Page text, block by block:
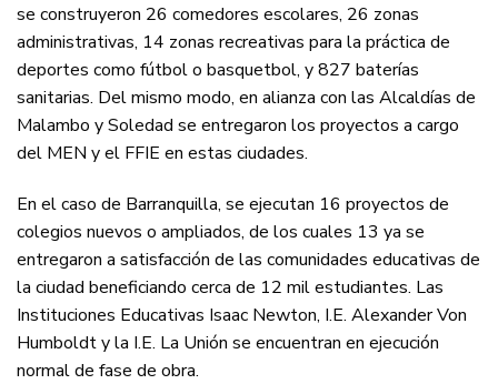
se construyeron 26 comedores escolares, 26 zonas
administrativas, 14 zonas recreativas para la práctica de
deportes como fútbol o basquetbol, y 827 baterías
sanitarias. Del mismo modo, en alianza con las Alcaldías de
Malambo y Soledad se entregaron los proyectos a cargo
del MEN y el FFIE en estas ciudades.
En el caso de Barranquilla, se ejecutan 16 proyectos de
colegios nuevos o ampliados, de los cuales 13 ya se
entregaron a satisfacción de las comunidades educativas de
la ciudad beneficiando cerca de 12 mil estudiantes. Las
Instituciones Educativas Isaac Newton, I.E. Alexander Von
Humboldt y la I.E. La Unión se encuentran en ejecución
normal de fase de obra.